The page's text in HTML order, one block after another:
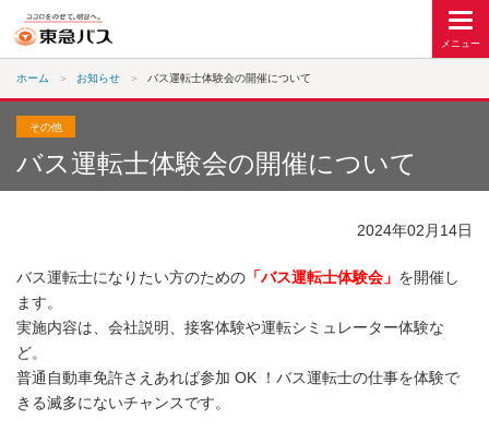
ホーム お知らせ バス運転士体験会の開催について
その他
バス運転士体験会の開催について
2024年02月14日
バス運転士になりたい方のための 「バス運転士体験会」 を開催し
ます。
実施内容は、会社説明、接客体験や運転シミュレーター体験な
ど。
普通自動車免許さえあれば参加 OK ！バス運転士の仕事を体験で
きる滅多にないチャンスです。